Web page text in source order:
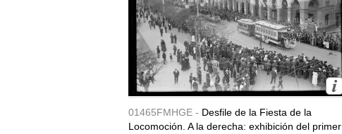
01465FMHGE - Desfile de la Fiesta de la
Locomoción. A la derecha: exhibición del primer